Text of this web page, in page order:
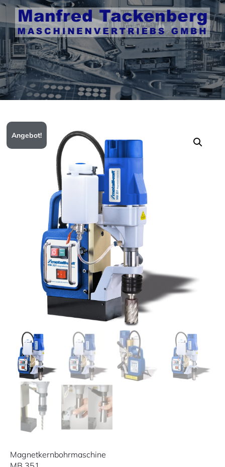
Angebot!
Magnetkernbohrmaschine